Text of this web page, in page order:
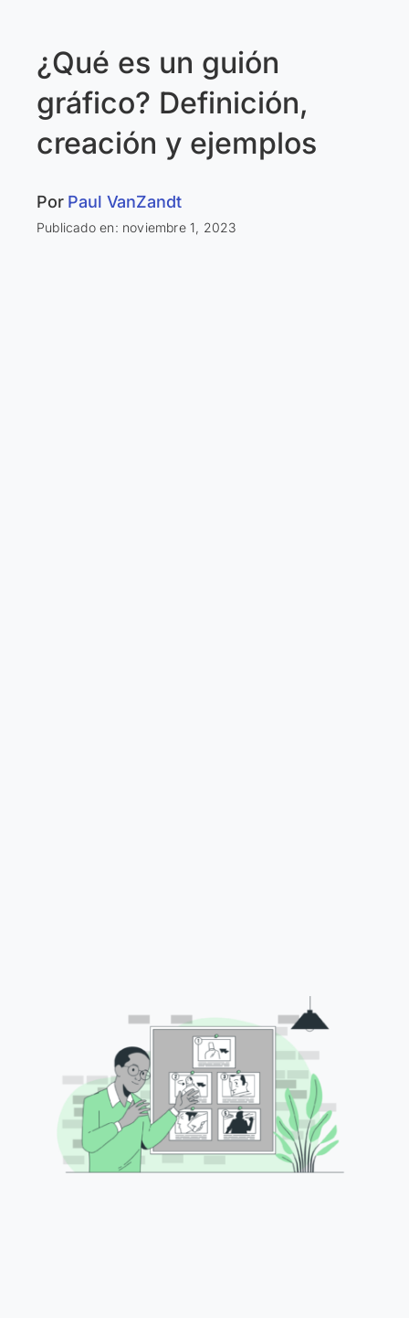
¿Qué es un guión
gráfico? Definición,
creación y ejemplos
Por Paul VanZandt
Publicado en: noviembre 1, 2023